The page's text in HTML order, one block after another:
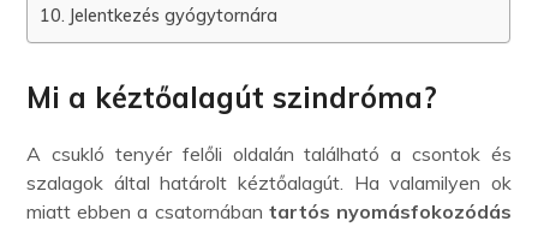
Jelentkezés gyógytornára
Mi a kéztőalagút szindróma?
A csukló tenyér felőli oldalán található a csontok és
szalagok által határolt kéztőalagút. Ha valamilyen ok
miatt ebben a csatornában tartós nyomásfokozódás